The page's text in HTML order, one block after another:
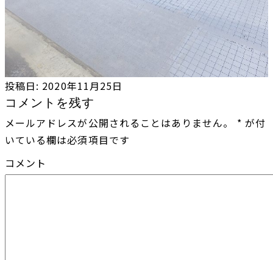
投稿日: 2020年11月25日
コメントを残す
メールアドレスが公開されることはありません。 * が付
いている欄は必須項目です
コメント